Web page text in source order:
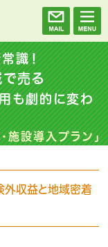
識！
で売る
も劇的に変わ
施設導入プラン」
外収益と地域密着